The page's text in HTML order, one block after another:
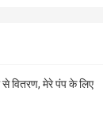
से वितरण, मेरे पंप के लिए